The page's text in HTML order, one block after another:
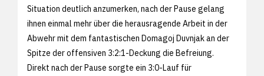
Situation deutlich anzumerken, nach der Pause gelang
ihnen einmal mehr über die herausragende Arbeit in der
Abwehr mit dem fantastischen Domagoj Duvnjak an der
Spitze der offensiven 3:2:1-Deckung die Befreiung.
Direkt nach der Pause sorgte ein 3:0-Lauf für